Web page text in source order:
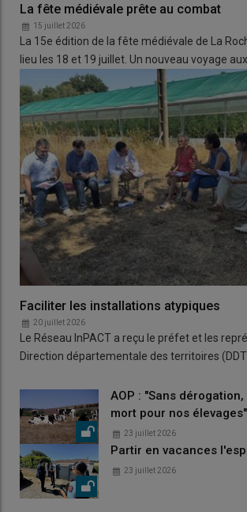
La fête médiévale prête au combat
15 juillet 2026
La 15e édition de la fête médiévale de La
lieu les 18 et 19 juillet. Un nouveau voyage
Faciliter les installations atypiques
20 juillet 2026
Le Réseau InPACT a reçu le préfet et les
Direction départementale des territoires
AOP : "Sans
mort pour nos élevages"
23 juillet 2026
Partir en vacances
23 juillet 2026